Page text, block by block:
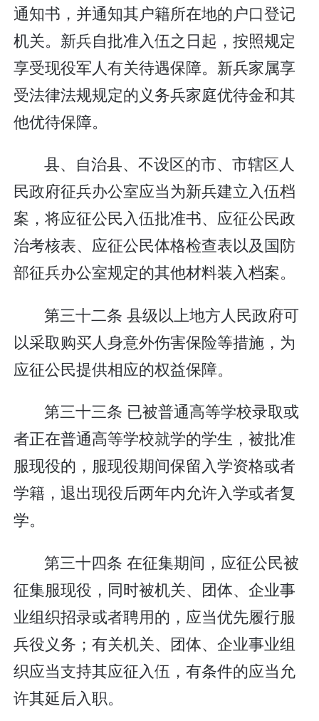
通知书，并通知其户籍所在地的户口登记
机关。新兵自批准入伍之日起，按照规定
享受现役军人有关待遇保障。新兵家属享
受法律法规规定的义务兵家庭优待金和其
他优待保障。
县、自治县、不设区的市、市辖区人
民政府征兵办公室应当为新兵建立入伍档
案，将应征公民入伍批准书、应征公民政
治考核表、应征公民体格检查表以及国防
部征兵办公室规定的其他材料装入档案。
第三十二条 县级以上地方人民政府可
以采取购买人身意外伤害保险等措施，为
应征公民提供相应的权益保障。
第三十三条 已被普通高等学校录取或
者正在普通高等学校就学的学生，被批准
服现役的，服现役期间保留入学资格或者
学籍，退出现役后两年内允许入学或者复
学。
第三十四条 在征集期间，应征公民被
征集服现役，同时被机关、团体、企业事
业组织招录或者聘用的，应当优先履行服
兵役义务；有关机关、团体、企业事业组
织应当支持其应征入伍，有条件的应当允
许其延后入职。